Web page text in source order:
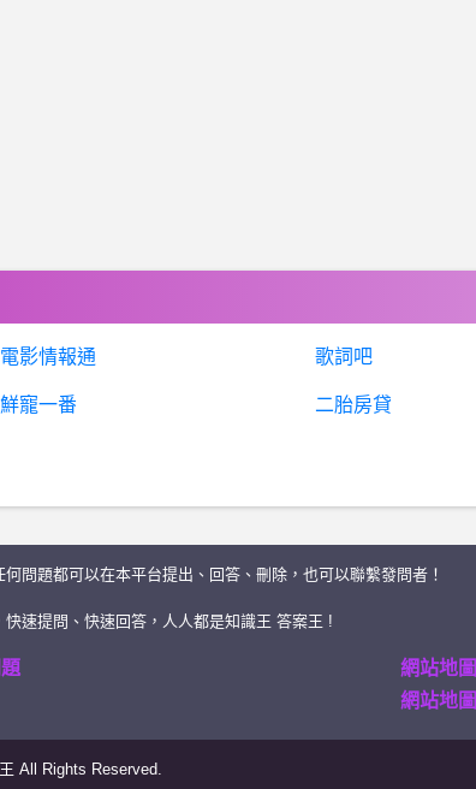
電影情報通 歌詞吧
鮮寵一番 二胎房貸
問題都可以在本平台提出、回答、刪除，也可以聯繫發問者！
速提問、快速回答，人人都是知識王 答案王 !
網站地圖
網站地圖
All Rights Reserved.